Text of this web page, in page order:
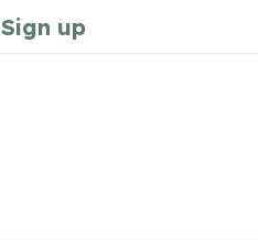
Sign up